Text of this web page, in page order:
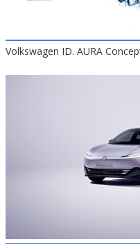
Volkswagen ID. AURA